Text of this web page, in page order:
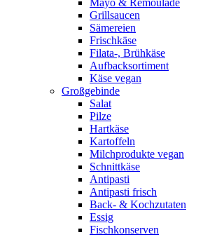
Mayo & Remoulade
Grillsaucen
Sämereien
Frischkäse
Filata-, Brühkäse
Aufbacksortiment
Käse vegan
Großgebinde
Salat
Pilze
Hartkäse
Kartoffeln
Milchprodukte vegan
Schnittkäse
Antipasti
Antipasti frisch
Back- & Kochzutaten
Essig
Fischkonserven